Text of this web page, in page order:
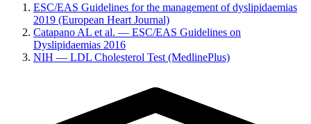
ESC/EAS Guidelines for the management of dyslipidaemias
2019 (European Heart Journal)
Catapano AL et al. — ESC/EAS Guidelines on
Dyslipidaemias 2016
NIH — LDL Cholesterol Test (MedlinePlus)